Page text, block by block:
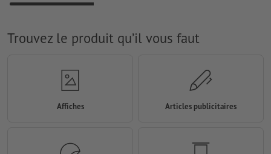
Trouvez le produit qu’il vous faut
Affiches Articles publicitaires